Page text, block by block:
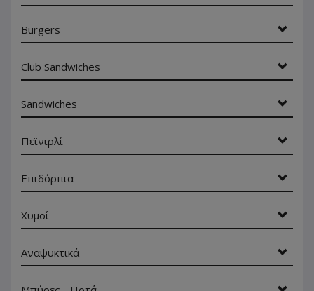
Burgers
Club Sandwiches
Sandwiches
Πεϊνιρλί
Επιδόρπια
Χυμοί
Αναψυκτικά